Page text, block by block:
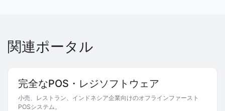
関連ポータル
完全なPOS・レジソフトウェア
小売、レストラン、インドネシア企業向けのオフラインファースト
POSシステム。